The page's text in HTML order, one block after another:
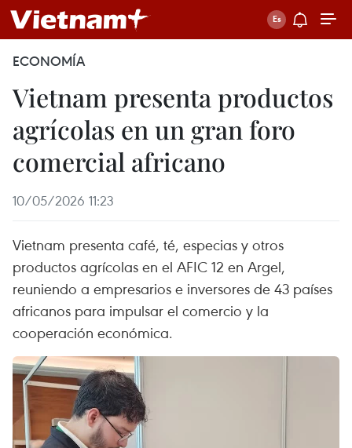
ECONOMÍA
Vietnam presenta productos
agrícolas en un gran foro
comercial africano
10/05/2026 11:23
Vietnam presenta café, té, especias y otros
productos agrícolas en el AFIC 12 en Argel,
reuniendo a empresarios e inversores de 43 países
africanos para impulsar el comercio y la
cooperación económica.